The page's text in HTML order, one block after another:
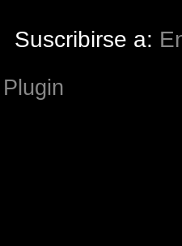
Suscribirse a: